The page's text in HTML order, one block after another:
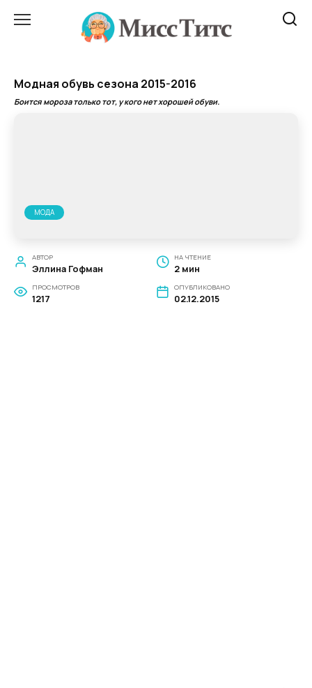
Модная обувь сезона 2015-2016
Боится мороза только тот, у кого нет хорошей обуви.
МОДА
АВТОР
Эллина Гофман
НА ЧТЕНИЕ
2 мин
ПРОСМОТРОВ
1217
ОПУБЛИКОВАНО
02.12.2015